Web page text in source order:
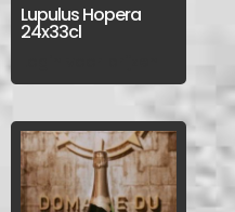
Lupulus Hopera
24x33cl